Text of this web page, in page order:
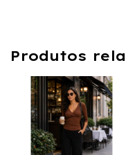
Produtos